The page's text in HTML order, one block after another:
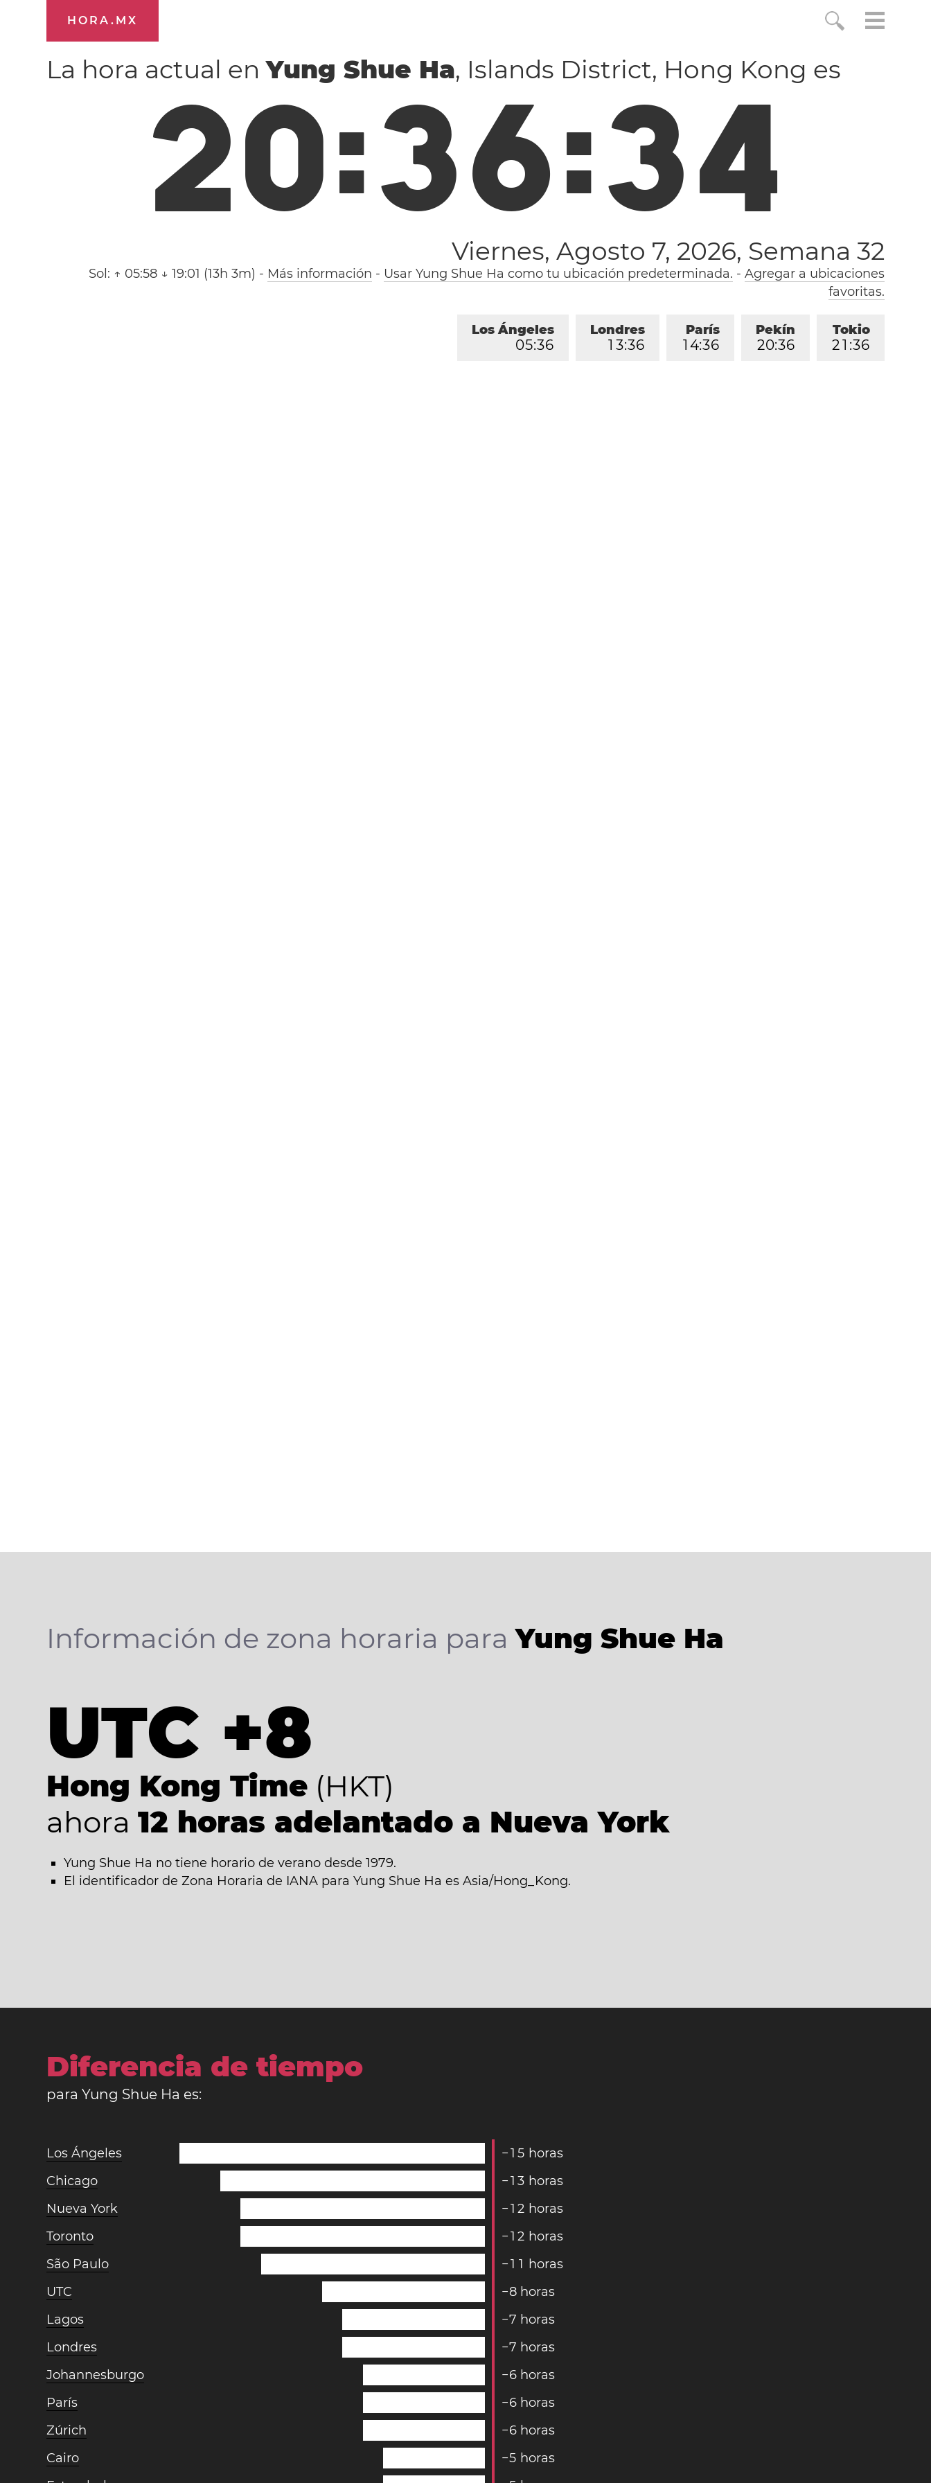
HORA.MX
La hora actual enYung Shue Ha, Islands District, Hong Kong es
20:36:35
Viernes, Agosto 7, 2026, Semana 32
Sol: ↑ 05:58 ↓ 19:01 (13h 3m) - Más información - Usar Yung Shue Ha como tu ubicación predeterminada. - Agregar a ubicaciones
favoritas.
Tokio
21 :36
Pekín
20:36
París
1 4:36
Londres
1 3:36
Los Ángeles
05:36
Información de zona horaria paraYung Shue Ha
UTC +8
Hong Kong Time (HKT)
ahora 12 horas adelantado a Nueva York
Yung Shue Ha no tiene horario de verano desde 1979.
El identificador de Zona Horaria de IANA para Yung Shue Ha es Asia/Hong_Kong.
Diferencia de tiempo
para Yung Shue Ha es:
Los Ángeles −1 5 horas
Chicago
−1 3 horas
Nueva York
−1 2 horas
Toronto
−1 2 horas
São Paulo
−1 1 horas
UTC
−8 horas
Lagos
−7 horas
Londres
−7 horas
Johannesburgo
−6 horas
París
−6 horas
Zúrich
−6 horas
Cairo
−5 horas